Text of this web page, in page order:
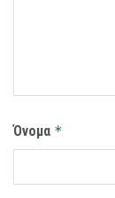
Όνομα *